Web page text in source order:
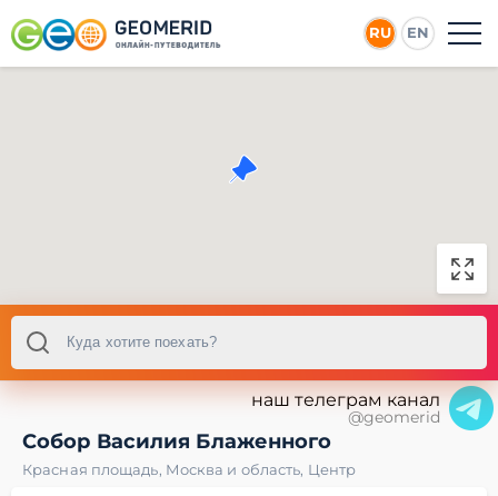
RU EN
наш телеграм канал
@geomerid
Собор Василия Блаженного
Красная площадь, Москва и область, Центр